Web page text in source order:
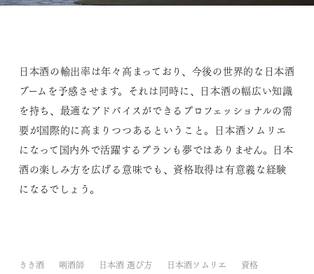
日本酒の輸出率は年々高まっており、今後の世界的な日本酒
ブームを予感させます。それは同時に、日本酒の幅広い知識
を持ち、最適なアドバイスができるプロフェッショナルの需
要が国際的に高まりつつあるということ。日本酒ソムリエ
になって国内外で活躍するプランも夢ではありません。日本
酒の楽しみ方を広げる意味でも、資格取得は有意義な経験
になるでしょう。
きき酒 唎酒師 日本酒 選び方 日本酒ソムリエ 資格